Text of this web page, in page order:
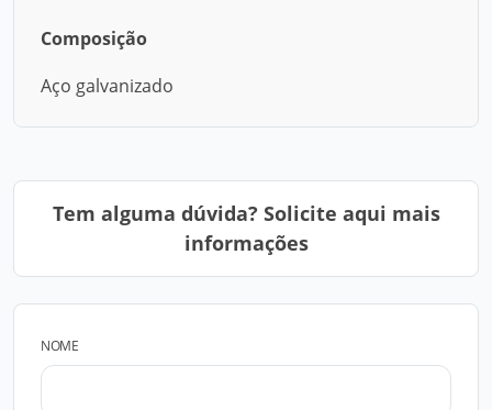
Composição
Aço galvanizado
Tem alguma dúvida? Solicite aqui mais
informações
NOME